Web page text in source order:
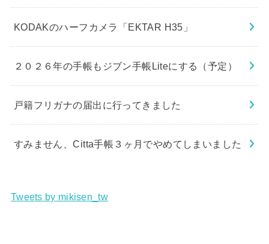
KODAKのハーフカメラ「EKTAR H35」
２０２６年の手帳もジブン手帳Liteにする（予定）
戸籍フリガナの届出に行ってきました
すみません、Citta手帳３ヶ月でやめてしまいました
Tweets by mikisen_tw